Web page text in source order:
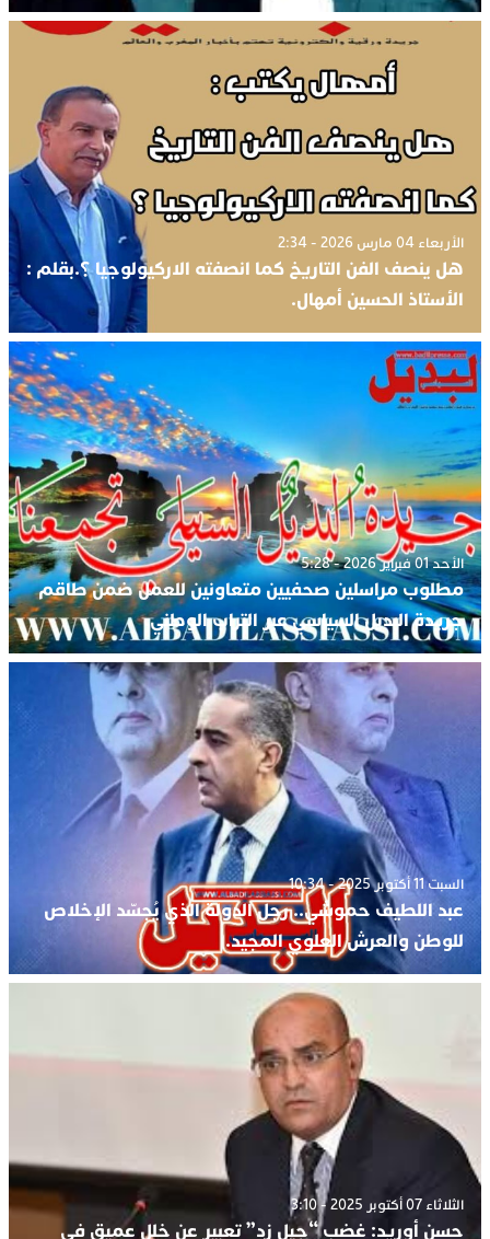
الأربعاء 04 مارس 2026 - 2:34
هل ينصف الفن التاريخ كما انصفته الاركيولوجيا ؟.بقلم :
الأستاذ الحسين أمهال.
الأحد 01 فبراير 2026 - 5:28
مطلوب مراسلين صحفيين متعاونين للعمل ضمن طاقم
جريدة البديل السياسي عبر التراب الوطني.
السبت 11 أكتوبر 2025 - 10:34
عبد اللطيف حموشي.. رجل الدولة الذي يُجسّد الإخلاص
للوطن والعرش العلوي المجيد.
الثلاثاء 07 أكتوبر 2025 - 3:10
حسن أوريد: غضب “جيل زد” تعبير عن خلل عميق في